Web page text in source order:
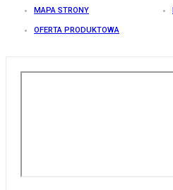
MAPA STRONY
OFERTA PRODUKTOWA